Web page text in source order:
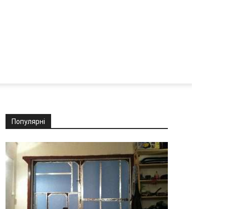
Популярні